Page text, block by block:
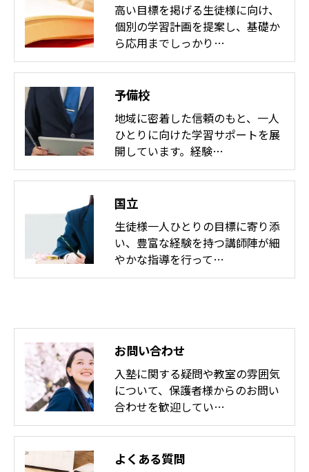
高い目標を掲げる生徒様に向け、
個別の学習計画を提案し、基礎か
ら応用までしっかり…
予備校
地域に密着した信頼のもと、一人
ひとりに向けた学習サポートを展
開しています。経験…
国立
生徒様一人ひとりの目標に寄り添
い、豊富な経験を持つ講師陣が細
やかな指導を行って…
お問い合わせ
入塾に関する疑問や教室の雰囲気
について、保護者様からのお問い
合わせを歓迎してい…
よくある質問